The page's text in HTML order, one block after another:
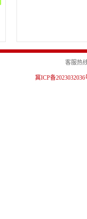
客服热
冀ICP备2023032036